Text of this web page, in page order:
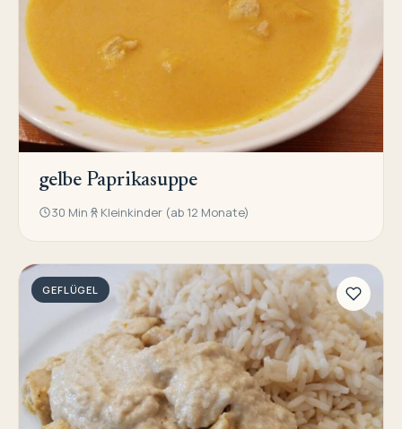
gelbe Paprikasuppe
30 Min Kleinkinder (ab 12 Monate)
GEFLÜGEL